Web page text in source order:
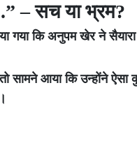
– सच या भ्रम?
गया कि अनुपम खेर ने
आया कि उन्होंने ऐसा